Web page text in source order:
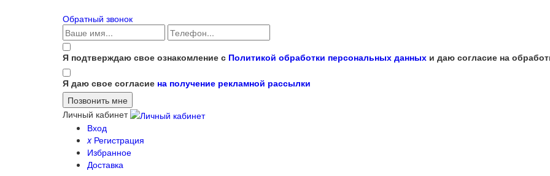
Обратный звонок
Я подтверждаю свое ознакомление с Политикой обработки персональных данных и даю согласие на
Я даю свое согласие на получение рекламной рассылки
Личный кабинет
Вход
xРегистрация
Избранное
Доставка